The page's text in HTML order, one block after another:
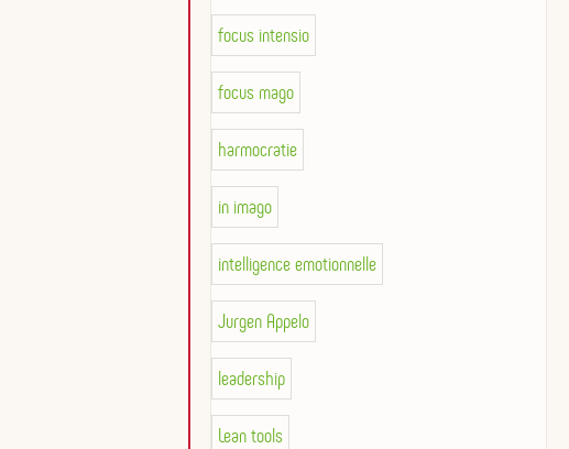
focus intensio
focus mago
harmocratie
in imago
intelligence emotionnelle
Jurgen Appelo
leadership
Lean tools